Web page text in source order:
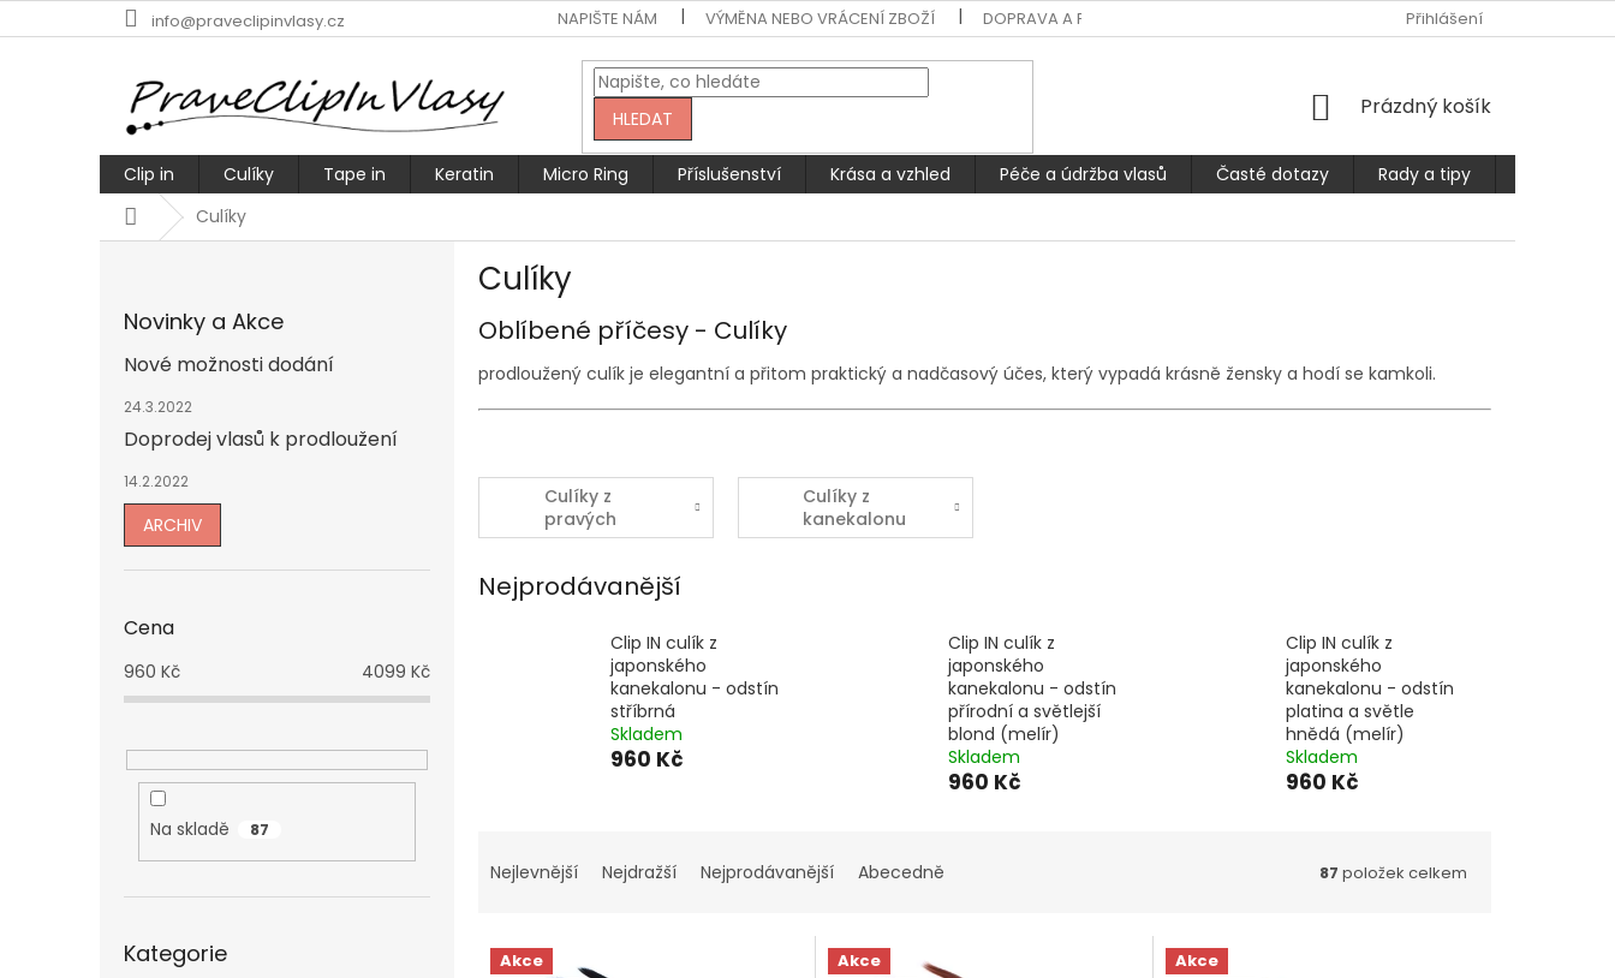
na
info@praveclipinvlasy.cz NAPIŠTE NÁM VÝMĚNA NEBO VRÁCENÍ ZBOŽÍ DOPRAVA A PLATBA OBCHODNÍ PODMÍNKY
Přihlášení
HLEDAT
NÁKUPNÍ
Prázdný košík
Clip in Culíky Tape in Keratin Micro Ring Příslušenství Krása a vzhled Péče a údržba vlasů Časté dotazy Rady a tipy
DomůCulíky
Novinky a Akce
Nové možnosti dodání
24.3.2022
Doprodej vlasů k prodloužení
14.2.2022
ARCHIV
Cena
960 Kč 4099 Kč
Na skladě 87
kategorie
Kategorie
Culíky
Oblíbené příčesy - Culíky
prodloužený culík je elegantní a přitom praktický a nadčasový účes, který vypadá krásně žensky a hodí se kamkoli.
Culíky z
pravých
vlasů
Culíky z
kanekalonu
Nejprodávanější
Clip IN culík z
japonského
kanekalonu - odstín
stříbrná
Skladem
960 Kč
Clip IN culík z
japonského
kanekalonu - odstín
přírodní a světlejší
blond (melír)
Skladem
960 Kč
Clip IN culík z
japonského
kanekalonu - odstín
platina a světle
hnědá (melír)
Skladem
960 Kč
a
n
Nejlevnější Nejdražší Nejprodávanější Abecedně 87 položek celkem
V Akce
Akce
Akce